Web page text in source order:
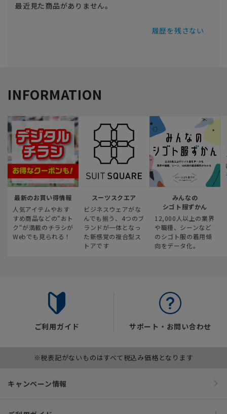
最近見た商品がありません。
履歴を残さない
INFORMATION
最新のお買い得情報
人気アイテムやおす
すめ商品などの“おト
ク“が満載のチラシが
Webでも見られる！
スーツスクエア
ビジネスウェアがな
んでも揃う、4つのブ
ランドが一体となっ
た新感覚の複合型ス
トアです
みんなの
シゴト服ずかん
12,000人以上の業界
や職種、シーンなど
のシゴト服の着用傾
向をデータ化。
ご利用ガイド サポート・お問い合わせ
※税表記がないものはすべて税込み価格となります
キャンペーン情報